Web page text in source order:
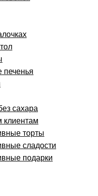
сахара
клиентам
торты
сладости
подарки